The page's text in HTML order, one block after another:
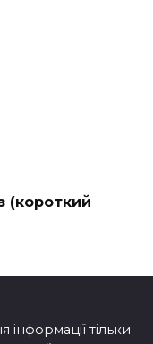
(короткий
тільки